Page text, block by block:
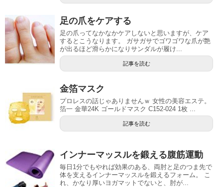
足の爪をケアする
足の爪ってなかなかケアしないと思いますが、ケア
するとこうなります。 ガサガサでゴワゴワな爪が艶
が出るほど滑らかになりサンダルが履け...
記事を読む
金箔マスク
プロレスの話じゃありませんｗ 女性の美容エステ。
箔一 金華24K ゴールドマスク C152-024 1枚 ...
記事を読む
インナーマッスルを鍛える腹筋運動
毎日1分でもやれば効果のある、両肘と足のつま先で
体を支えるインナーマッスルを鍛えるフォーム。 こ
れ、かなり厚いヨガマットでないと、肘が...